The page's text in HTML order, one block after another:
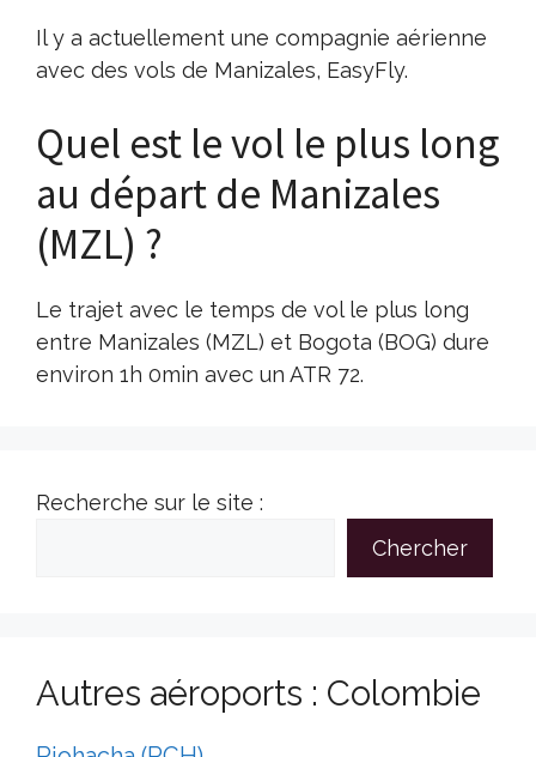
Il y a actuellement une compagnie aérienne
avec des vols de Manizales, EasyFly.
Quel est le vol le plus long
au départ de Manizales
(MZL) ?
Le trajet avec le temps de vol le plus long
entre Manizales (MZL) et Bogota (BOG) dure
environ 1h 0min avec un ATR 72.
Recherche sur le site :
Chercher
Autres aéroports : Colombie